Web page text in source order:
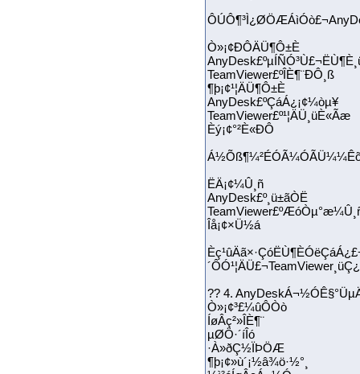
Ò»¡¢ÐÔÄÜ¶Ô±È
TeamViewer£ºÎÈ¶¨ÐÔ¸ß
¶þ¡¢¹¦ÄÜ¶Ô±È
AnyDesk£ºÇáÁ¿¡¢¼òµ¥
TeamViewer£º¹¦ÄÜ¸üÈ«Ãæ
Èý¡¢°²È«ÐÔ
ËÄ¡¢¼Û¸ñ
AnyDesk£º¸ü±ãÒË
Îå¡¢×Ü½á
?? 4.
Ò»¡¢³£¼ûÔ­Òò
ÍøÂç²»ÎÈ¶¨
µØÖ·´íÎó
·À»ðÇ½ÏÞÖÆ
¶þ¡¢»ù´¡½â¾ö·½°¸